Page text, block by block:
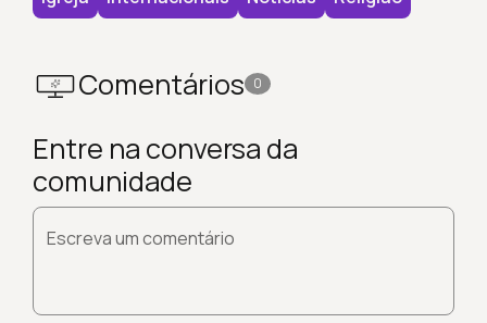
Comentários 0
Entre na conversa da
comunidade
Escreva um comentário